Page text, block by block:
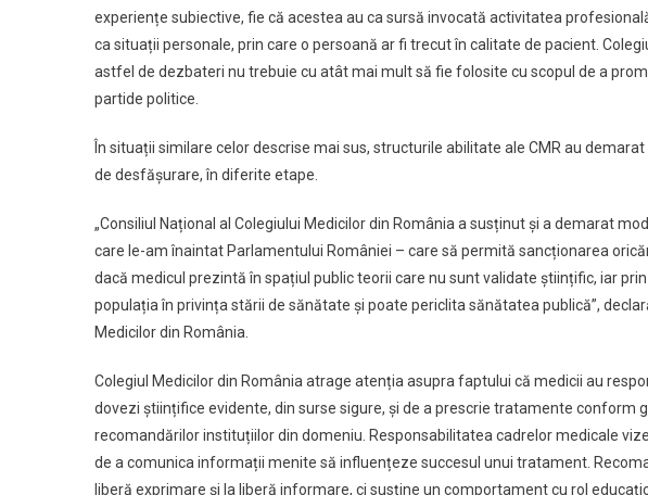
experiențe subiective, fie că acestea au ca sursă invocată activitatea
ca situații personale, prin care o persoană ar fi trecut în calitate de pacient.
astfel de dezbateri nu trebuie cu atât mai mult să fie folosite cu scopul de a
partide politice.
În situații similare celor descrise mai sus, structurile abilitate ale CMR au
de desfășurare, în diferite etape.
„Consiliul Național al Colegiului Medicilor din România a susținut și a demarat
care le-am înaintat Parlamentului României – care să permită sancționarea
dacă medicul prezintă în spațiul public teorii care nu sunt validate științific, iar
populația în privința stării de sănătate și poate periclita sănătatea publică”,
Medicilor din România.
Colegiul Medicilor din România atrage atenția asupra faptului că medicii au
dovezi științifice evidente, din surse sigure, și de a prescrie tratamente conform
recomandărilor instituțiilor din domeniu. Responsabilitatea cadrelor medicale
de a comunica informații menite să influențeze succesul unui tratament.
liberă exprimare și la liberă informare, ci susține un comportament cu rol